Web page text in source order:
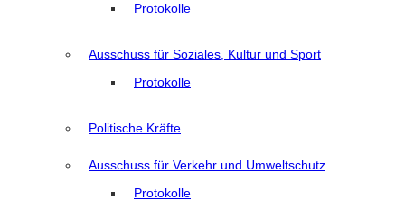
Protokolle
Ausschuss für Soziales, Kultur und Sport
Protokolle
Politische Kräfte
Ausschuss für Verkehr und Umweltschutz
Protokolle